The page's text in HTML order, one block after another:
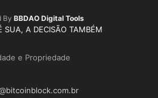
By BBDAO Digital Tools
SUA, A DECISÃO TAMBÉM
e Propriedade